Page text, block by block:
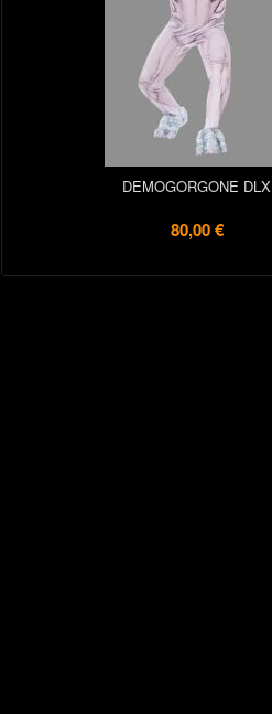
DEMOGORGONE DLX
80,00 €